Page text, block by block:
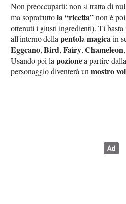
Non preoccuparti: non si tratta di
ma soprattuttola “ricetta”non è
ottenuti i giusti ingredienti). Ti basta
all'interno dellapentola magicain
Eggcano,Bird,Fairy,Chameleon
Usando poi lapozionea partire
personaggio diventerà unmostro